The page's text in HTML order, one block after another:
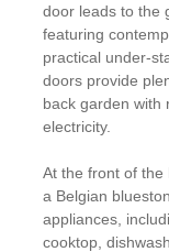
door leads to the
featuring
practical under-
doors provide
back garden with
electricity.
At the front of the
a Belgian
appliances,
cooktop,